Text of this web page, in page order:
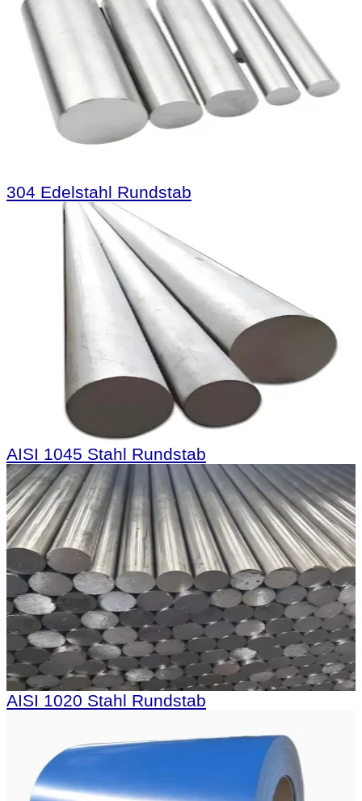
304 Edelstahl Rundstab
AISI 1045 Stahl Rundstab
AISI 1020 Stahl Rundstab